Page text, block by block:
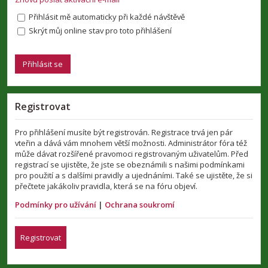
Přihlásit mě automaticky při každé návštěvě
Skrýt můj online stav pro toto přihlášení
Registrovat
Pro přihlášení musíte být registrován. Registrace trvá jen pár
vteřin a dává vám mnohem větší možnosti. Administrátor fóra též
může dávat rozšířené pravomoci registrovaným uživatelům. Před
registrací se ujistěte, že jste se obeznámili s našimi podmínkami
pro použití a s dalšími pravidly a ujednáními. Také se ujistěte, že si
přečtete jakákoliv pravidla, která se na fóru objeví.
Podmínky pro užívání | Ochrana soukromí
Registrovat